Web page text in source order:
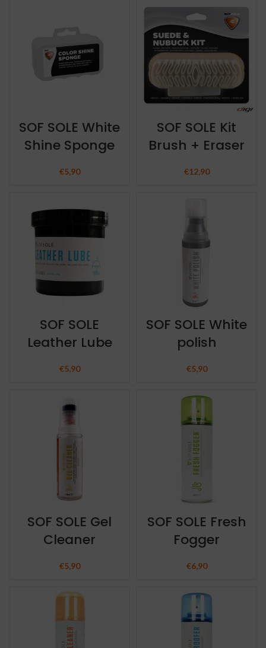
SOF SOLE White
Shine Sponge
€5,90
SOF SOLE Kit
Brush + Eraser
€12,90
SOF SOLE
Leather Lube
€5,90
SOF SOLE White
polish
€5,90
SOF SOLE Gel
Cleaner
€5,90
SOF SOLE Fresh
Fogger
€6,90